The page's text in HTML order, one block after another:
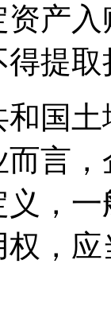
产
得提
国
言
，
，